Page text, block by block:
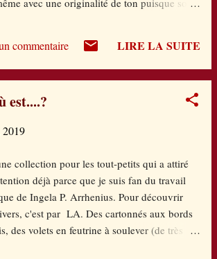
avalé, mais je n'ai aucune intention d'être
avec une originalité de ton puisque son
de Cléo, 15 ans, dont l'âge
à celui de sa correspondante
inconsciente, tout comme pour
jeune fille, qui vit avec sa mère et sa
féminine puisque le père est
lorsqu'elle avait 3 ans. Ce père absent
sur chacune d'entre elles de façon
Il y a aussi sa meilleure amie
dont elle s'éloigne peu à peu. Dimitri,
commentaire LIRE LA SUITE
est....?
collection pour les tout-petits qui a attiré
déjà parce que je suis fan du travail
de Ingela P. Arrhenius. Pour découvrir
c'est par LA. Des cartonnés aux bords
des volets en feutrine à soulever (de très